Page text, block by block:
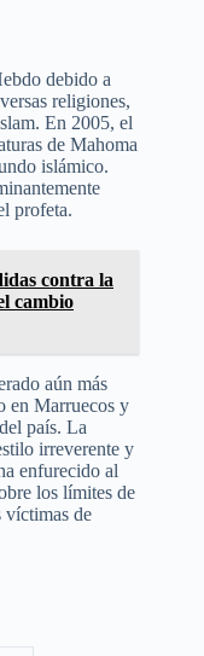
debido a
religiones,
En 2005, el
de Mahoma
islámico.
profeta.
contra la
cambio
aún más
en Marruecos y
país. La
irreverente y
enfurecido al
los límites de
víctimas de